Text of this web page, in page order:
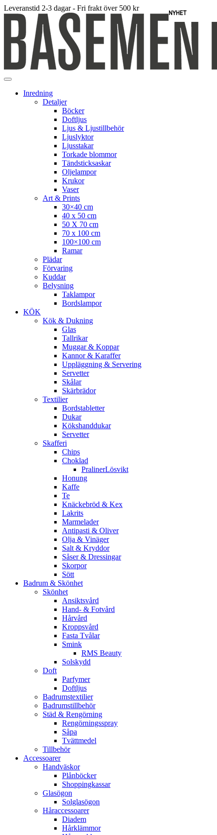
Leveranstid 2-3 dagar - Fri frakt över 500 kr
Inredning
Detaljer
Böcker
Doftljus
Ljus & Ljustillbehör
Ljuslyktor
Ljusstakar
Torkade blommor
Tändsticksaskar
Oljelampor
Krukor
Vaser
Art & Prints
30×40 cm
40 x 50 cm
50 X 70 cm
70 x 100 cm
100×100 cm
Ramar
Plädar
Förvaring
Kuddar
Belysning
Taklampor
Bordslampor
KÖK
Kök & Dukning
Glas
Tallrikar
Muggar & Koppar
Kannor & Karaffer
Uppläggning & Servering
Servetter
Skålar
Skärbrädor
Textilier
Bordstabletter
Dukar
Kökshanddukar
Servetter
Skafferi
Chips
Choklad
PralinerLösvikt
Honung
Kaffe
Te
Knäckebröd & Kex
Lakrits
Marmelader
Antipasti & Oliver
Olja & Vinäger
Salt & Kryddor
Såser & Dressingar
Skorpor
Sött
Badrum & Skönhet
Skönhet
Ansiktsvård
Hand- & Fotvård
Hårvård
Kroppsvård
Fasta Tvålar
Smink
RMS Beauty
Solskydd
Doft
Parfymer
Doftljus
Badrumstextilier
Badrumstillbehör
Städ & Rengörning
Rengörningsspray
Såpa
Tvättmedel
Tillbehör
Accessoarer
Handväskor
Plånböcker
Shoppingkassar
Glasögon
Solglasögon
Håraccessoarer
Diadem
Hårklämmor
NYHET